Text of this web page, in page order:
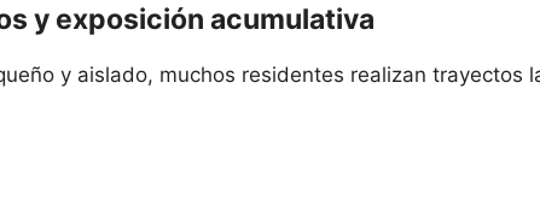
y exposición acumulativa
y aislado, muchos residentes realizan trayectos